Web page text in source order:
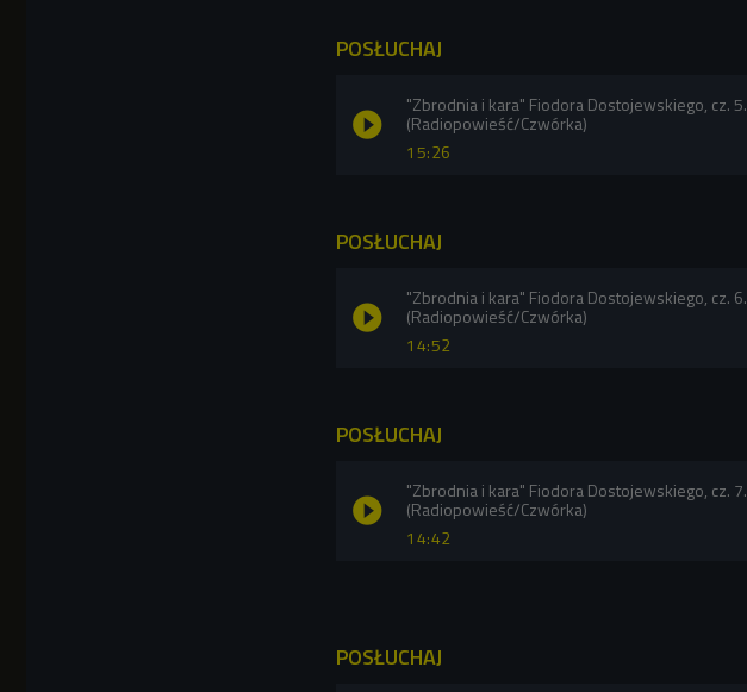
POSŁUCHAJ
15:26
"Zbrodnia i kara" Fiodora Dostojewskiego, cz. 5.
(Radiopowieść/Czwórka)
POSŁUCHAJ
14:52
"Zbrodnia i kara" Fiodora Dostojewskiego, cz. 6.
(Radiopowieść/Czwórka)
POSŁUCHAJ
14:42
"Zbrodnia i kara" Fiodora Dostojewskiego, cz. 7.
(Radiopowieść/Czwórka)
POSŁUCHAJ